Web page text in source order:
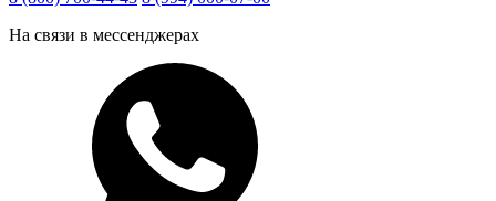
На связи в мессенджерах